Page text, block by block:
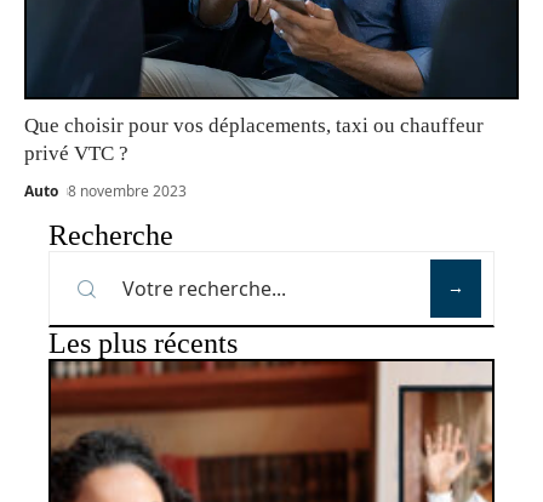
Que choisir pour vos déplacements, taxi ou chauffeur
privé VTC ?
Auto 8 novembre 2023
Recherche
Les plus récents